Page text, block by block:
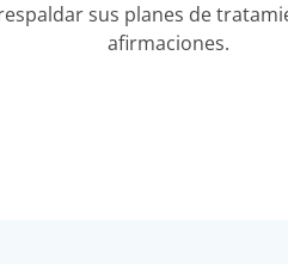
sus planes de
afirmaciones.